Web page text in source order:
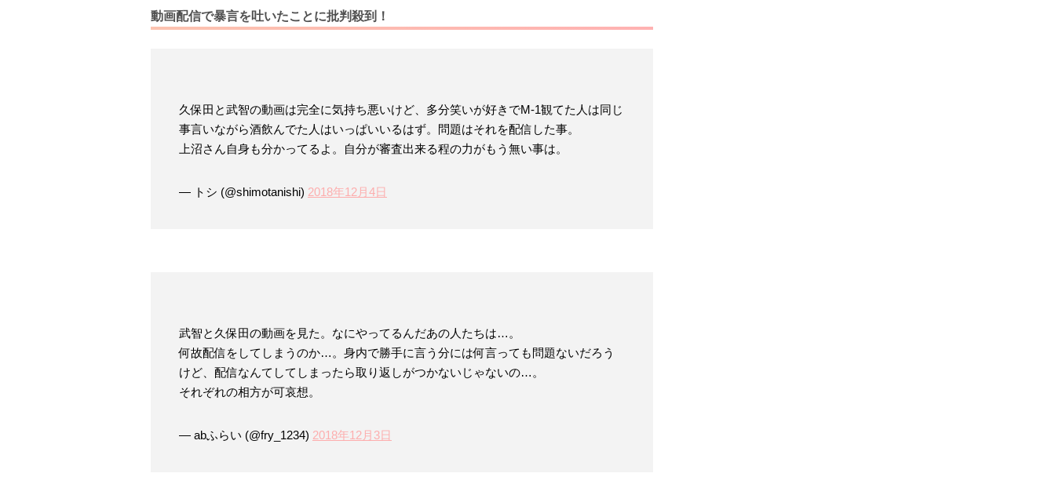
動画配信で暴言を吐いたことに批判殺到！
久保田と武智の動画は完全に気持ち悪いけど、多分笑いが好きでM-1観てた人は同じ
事言いながら酒飲んでた人はいっぱいいるはず。問題はそれを配信した事。
上沼さん自身も分かってるよ。自分が審査出来る程の力がもう無い事は。
— トシ (@shimotanishi) 2018年12月4日
武智と久保田の動画を見た。なにやってるんだあの人たちは…。
何故配信をしてしまうのか…。身内で勝手に言う分には何言っても問題ないだろう
けど、配信なんてしてしまったら取り返しがつかないじゃないの…。
それぞれの相方が可哀想。
— abふらい (@fry_1234) 2018年12月3日